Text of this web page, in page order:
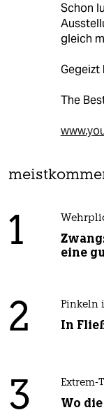
Schon
gleich
Gegeizt
The
1
eine
2 Pinkeln
In
3 Extrem-
Wo